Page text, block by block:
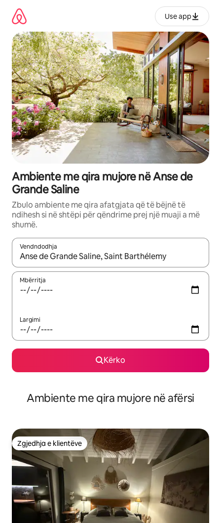
përmbajtja
Use app
Ambiente me qira mujore në Anse de
Grande Saline
Zbulo ambiente me qira afatgjata që të bëjnë të
ndihesh si në shtëpi për qëndrime prej një muaji a më
shumë.
Vendndodhja
Kur rezultatet të jenë të disponueshme, lëviz me butonat e
Mbërritja
Largimi
Kërko
Ambiente me qira mujore në afërsi
Zgjedhja e klientëve
Zgjedhja e klientëve